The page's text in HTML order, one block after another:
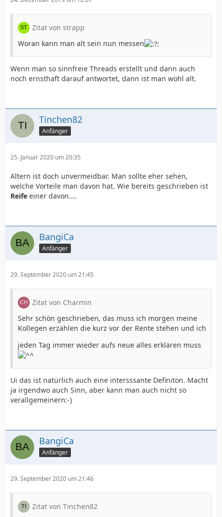
Zitat von strapp
Woran kann man alt sein nun messen
Wenn man so sinnfreie Threads erstellt und dann auch
noch ernsthaft darauf antwortet, dann ist man wohl alt.
Tinchen82
Anfänger
25. Januar 2020 um 20:35
Altern ist doch unvermeidbar. Man sollte eher sehen,
welche Vorteile man davon hat. Wie bereits geschrieben ist
Reife einer davon....
BangiCa
Anfänger
29. September 2020 um 21:45
Zitat von Charmin
Sehr schön geschrieben, das muss ich morgen meine
Kollegen erzählen die kurz vor der Rente stehen und ich
jeden Tag immer wieder aufs neue alles erklären muss
Ui das ist natürlich auch eine intersssante Definiton. Macht
ja irgendwo auch Sinn, aber kann man auch nicht so
verallgemeinern:-)
BangiCa
Anfänger
29. September 2020 um 21:46
Zitat von Tinchen82